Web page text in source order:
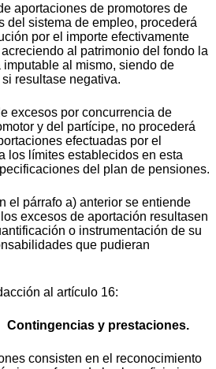
aportaciones de promotores de
del sistema de empleo, procederá
por el importe efectivamente
al patrimonio del fondo la
al mismo, siendo de
resultase negativa.
excesos por concurrencia de
y del partícipe, no procederá
efectuadas por el
los límites establecidos en esta
del plan de pensiones.
el párrafo a) anterior se entiende
excesos de aportación resultasen
o instrumentación de su
que pudieran
al artículo 16:
y prestaciones.
consisten en el reconocimiento